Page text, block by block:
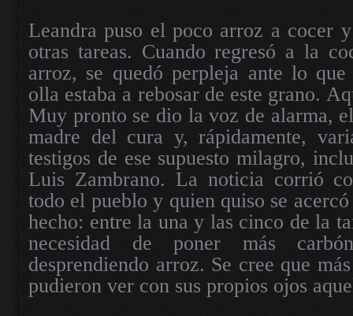
Leandra puso el poco arroz a cocer
otras tareas. Cuando regresó a la
arroz, se quedó perpleja ante lo
olla estaba a rebosar de este grano.
Muy pronto se dio la voz de alarma,
madre del cura y, rápidamente,
testigos de ese supuesto milagro,
Luis Zambrano. La noticia corrió
todo el pueblo y quien quiso se
hecho: entre la una y las cinco de la
necesidad de poner más
desprendiendo arroz. Se cree que
pudieron ver con sus propios ojos